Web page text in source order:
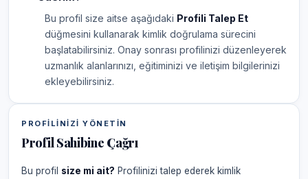
Bu profil size aitse aşağıdaki Profili Talep Et
düğmesini kullanarak kimlik doğrulama sürecini
başlatabilirsiniz. Onay sonrası profilinizi düzenleyerek
uzmanlık alanlarınızı, eğitiminizi ve iletişim bilgilerinizi
ekleyebilirsiniz.
PROFILINIZI YÖNETIN
Profil Sahibine Çağrı
Bu profil size mi ait? Profilinizi talep ederek kimlik